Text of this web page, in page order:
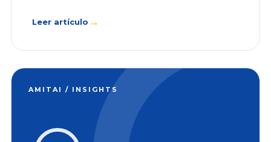
Leer artículo →
AMITAI / INSIGHTS